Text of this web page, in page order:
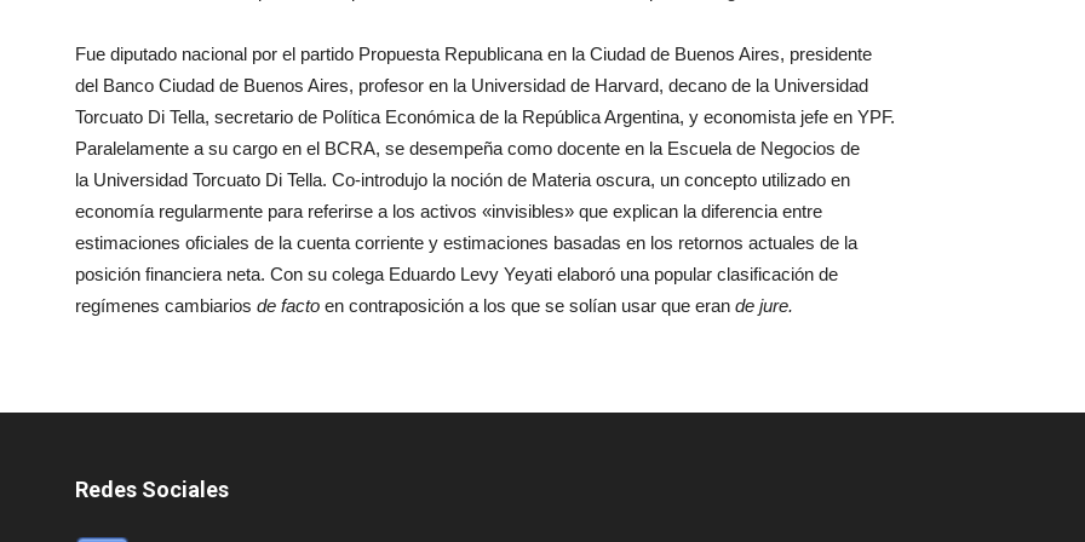
Fue diputado nacional por el partido Propuesta Republicana en la Ciudad de Buenos Aires, presidente
del Banco Ciudad de Buenos Aires, profesor en la Universidad de Harvard, decano de la Universidad
Torcuato Di Tella, secretario de Política Económica de la República Argentina, y economista jefe en YPF.
Paralelamente a su cargo en el BCRA, se desempeña como docente en la Escuela de Negocios de
la Universidad Torcuato Di Tella. Co-introdujo la noción de Materia oscura, un concepto utilizado en
economía regularmente para referirse a los activos «invisibles» que explican la diferencia entre
estimaciones oficiales de la cuenta corriente y estimaciones basadas en los retornos actuales de la
posición financiera neta. Con su colega Eduardo Levy Yeyati elaboró una popular clasificación de
regímenes cambiarios de facto en contraposición a los que se solían usar que eran de jure.
Redes Sociales